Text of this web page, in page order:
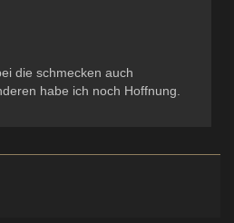
die schmecken auch
habe ich noch Hoffnung.